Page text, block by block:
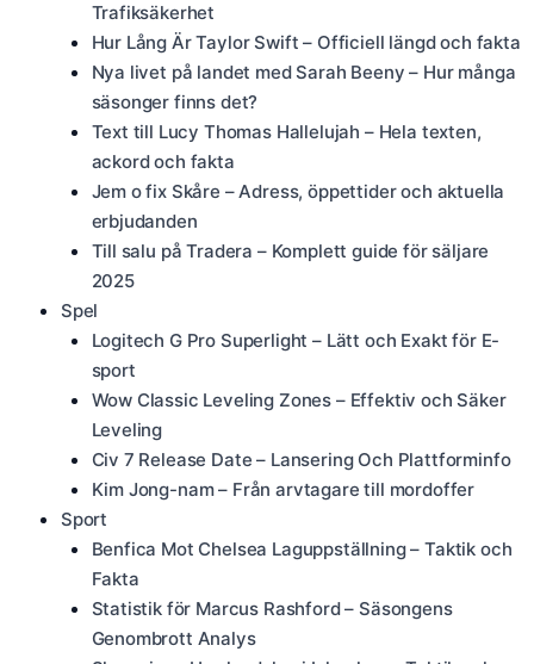
Trafiksäkerhet
Hur Lång Är Taylor Swift – Officiell längd och fakta
Nya livet på landet med Sarah Beeny – Hur många
säsonger finns det?
Text till Lucy Thomas Hallelujah – Hela texten,
ackord och fakta
Jem o fix Skåre – Adress, öppettider och aktuella
erbjudanden
Till salu på Tradera – Komplett guide för säljare
2025
Spel
Logitech G Pro Superlight – Lätt och Exakt för E-
sport
Wow Classic Leveling Zones – Effektiv och Säker
Leveling
Civ 7 Release Date – Lansering Och Plattforminfo
Kim Jong-nam – Från arvtagare till mordoffer
Sport
Benfica Mot Chelsea Laguppställning – Taktik och
Fakta
Statistik för Marcus Rashford – Säsongens
Genombrott Analys